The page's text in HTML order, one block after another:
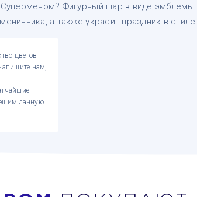
Фигурный шар в виде эмблемы
а также украсит праздник в
цветов
нам,
данную